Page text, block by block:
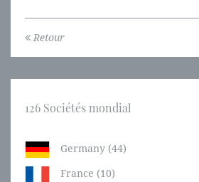
Retour
126 Sociétés mondial
Germany (44)
France (10)